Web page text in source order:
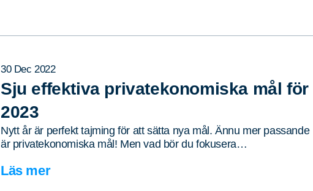
30 Dec 2022
Sju effektiva privatekonomiska mål för
2023
Nytt år är perfekt tajming för att sätta nya mål. Ännu mer passande
är privatekonomiska mål! Men vad bör du fokusera…
Läs mer